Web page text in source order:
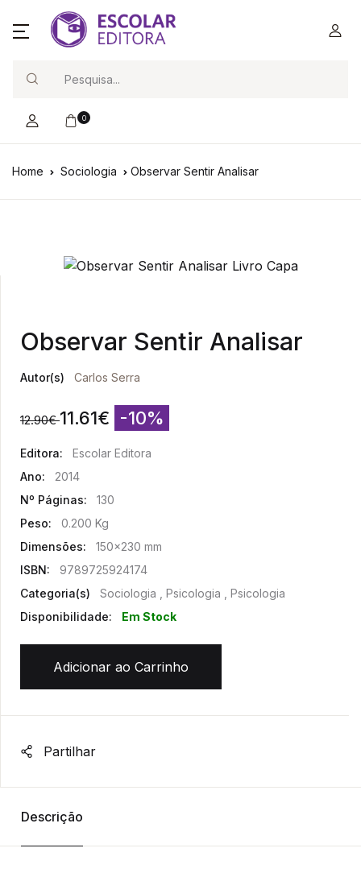
0
Home Sociologia Observar Sentir Analisar
Observar Sentir Analisar
Autor(s) Carlos Serra
12.90€ 11.61€ -10%
Editora:
Escolar Editora
Ano:
2014
Nº Páginas:
130
Peso:
0.200 Kg
Dimensões:
150x230 mm
ISBN:
9789725924174
Categoria(s)
Sociologia , Psicologia , Psicologia
Disponibilidade:
Em Stock
Adicionar ao Carrinho
Partilhar
Descrição